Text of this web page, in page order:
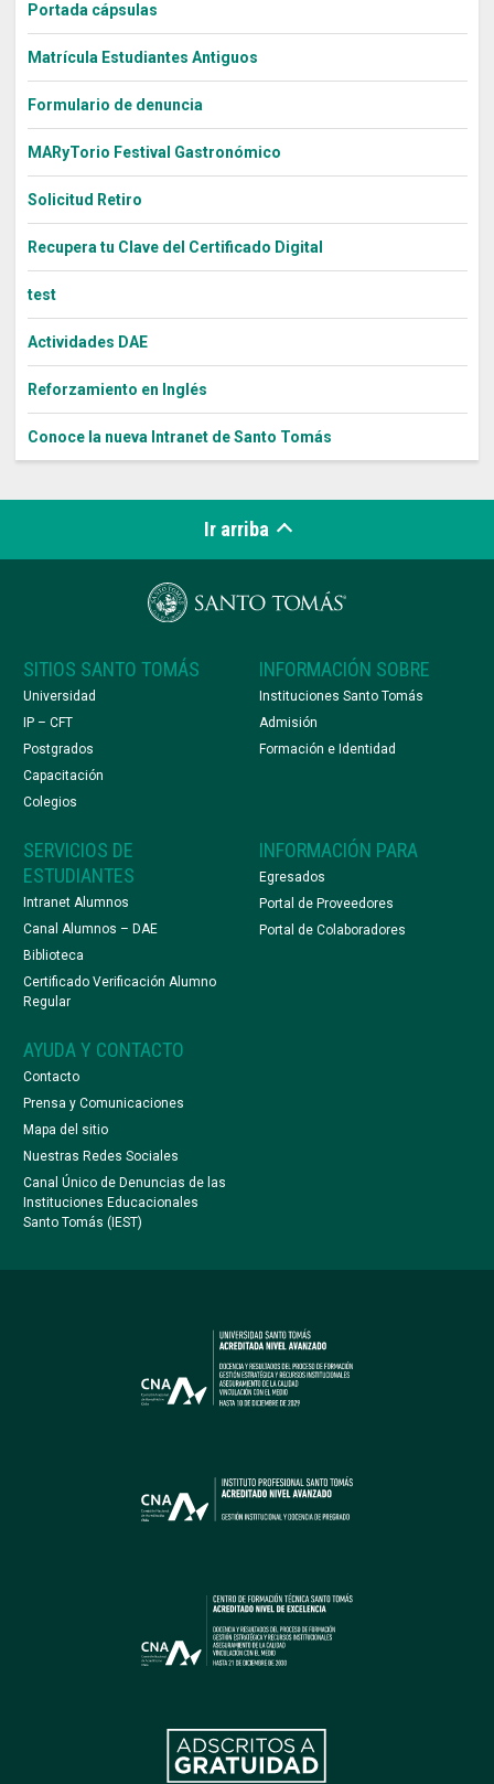
Portada cápsulas
Matrícula Estudiantes Antiguos
Formulario de denuncia
MARyTorio Festival Gastronómico
Solicitud Retiro
Recupera tu Clave del Certificado Digital
test
Actividades DAE
Reforzamiento en Inglés
Conoce la nueva Intranet de Santo Tomás
Ir arriba
SITIOS SANTO TOMÁS
Universidad
IP – CFT
Postgrados
Capacitación
Colegios
INFORMACIÓN SOBRE
Instituciones Santo Tomás
Admisión
Formación e Identidad
SERVICIOS DE
ESTUDIANTES
Intranet Alumnos
Canal Alumnos – DAE
Biblioteca
Certificado Verificación Alumno
Regular
INFORMACIÓN PARA
Egresados
Portal de Proveedores
Portal de Colaboradores
AYUDA Y CONTACTO
Contacto
Prensa y Comunicaciones
Mapa del sitio
Nuestras Redes Sociales
Canal Único de Denuncias de las
Instituciones Educacionales
Santo Tomás (IEST)